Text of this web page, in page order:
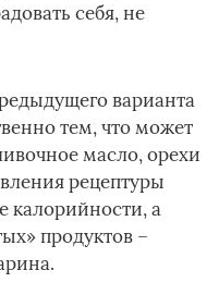
себя, не
варианта
тем, что может
масло, орехи
рецептуры
калорийности, а
продуктов –